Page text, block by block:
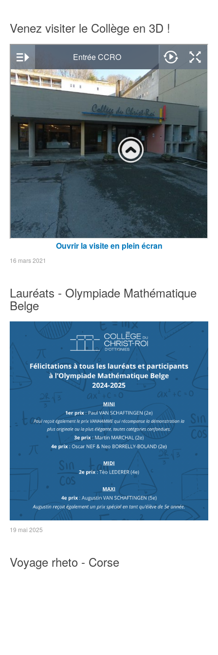
Venez visiter le Collège en 3D !
Ouvrir la visite en plein écran
16 mars 2021
Lauréats - Olympiade Mathématique
Belge
19 mai 2025
Voyage rheto - Corse